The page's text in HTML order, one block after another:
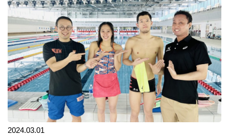
2024.03.01